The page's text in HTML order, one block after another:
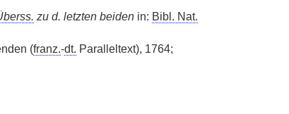
zu d. letzten beidenin: Bibl. Nat.
(franz.-dt. Paralleltext), 1764;